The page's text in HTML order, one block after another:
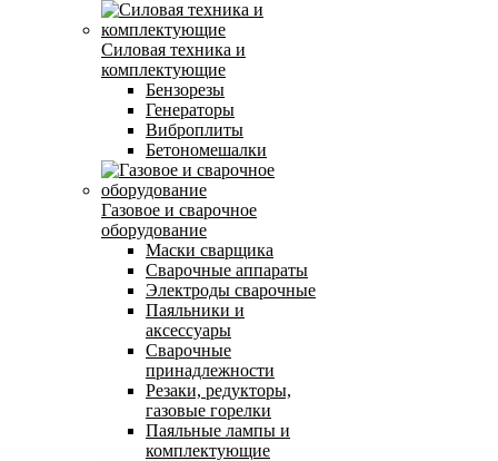
Силовая техника и
комплектующие
Бензорезы
Генераторы
Виброплиты
Бетономешалки
Газовое и сварочное
оборудование
Маски сварщика
Сварочные аппараты
Электроды сварочные
Паяльники и
аксессуары
Сварочные
принадлежности
Резаки, редукторы,
газовые горелки
Паяльные лампы и
комплектующие